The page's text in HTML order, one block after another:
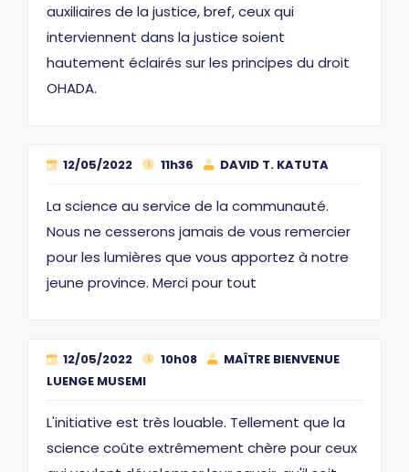
auxiliaires de la justice, bref, ceux qui
interviennent dans la justice soient
hautement éclairés sur les principes du droit
OHADA.
12/05/2022 11h36 DAVID T. KATUTA
La science au service de la communauté.
Nous ne cesserons jamais de vous remercier
pour les lumières que vous apportez à notre
jeune province. Merci pour tout
12/05/2022 10h08
MAÎTRE BIENVENUE
LUENGE MUSEMI
L'initiative est très louable. Tellement que la
science coûte extrêmement chère pour ceux